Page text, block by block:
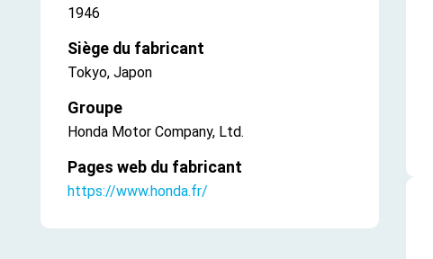
1946
Siège du fabricant
Tokyo, Japon
Groupe
Honda Motor Company, Ltd.
Pages web du fabricant
https://www.honda.fr/